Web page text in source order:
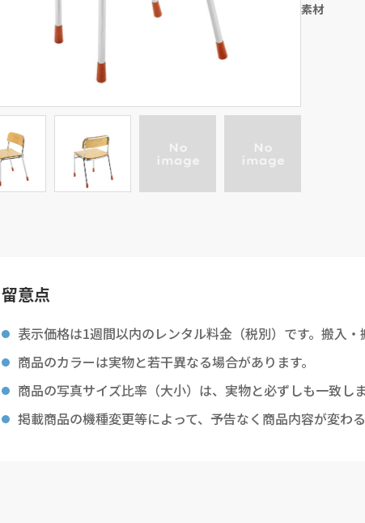
素材
留意点
表示価格は1週間以内のレンタル料金（税別）です。搬入・
商品のカラーは実物と若干異なる場合があります。
商品の写真サイズ比率（大小）は、実物と必ずしも一致しま
掲載商品の機種変更等によって、予告なく商品内容が変わる